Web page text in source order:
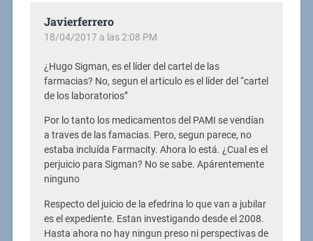
Javierferrero
18/04/2017 a las 2:08 PM
¿Hugo Sigman, es el líder del cartel de las
farmacias? No, segun el articulo es el líder del “cartel
de los laboratorios”
Por lo tanto los medicamentos del PAMI se vendían
a traves de las famacias. Pero, segun parece, no
estaba incluída Farmacity. Ahora lo está. ¿Cual es el
perjuicio para Sigman? No se sabe. Apárentemente
ninguno
Respecto del juicio de la efedrina lo que van a jubilar
es el expediente. Estan investigando desde el 2008.
Hasta ahora no hay ningun preso ni perspectivas de